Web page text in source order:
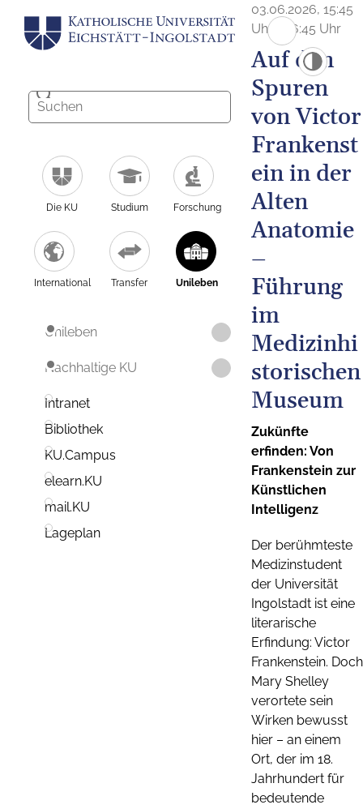
Die KU Studium Forschung
International Transfer Unileben
Unileben
Nachhaltige KU
Intranet
Bibliothek
KU.Campus
elearn.KU
mail.KU
Lageplan
03.06.2026, 15:45
Uhr - 16:45 Uhr
Auf den
Spuren
von Victor
Frankenst
ein in der
Alten
Anatomie
–
Führung
im
Medizinhi
storischen
Museum
Zukünfte
erfinden: Von
Frankenstein zur
Künstlichen
Intelligenz
Der berühmteste
Medizinstudent
der Universität
Ingolstadt ist eine
literarische
Erfindung: Victor
Frankenstein. Doch
Mary Shelley
verortete sein
Wirken bewusst
hier – an einem
Ort, der im 18.
Jahrhundert für
bedeutende